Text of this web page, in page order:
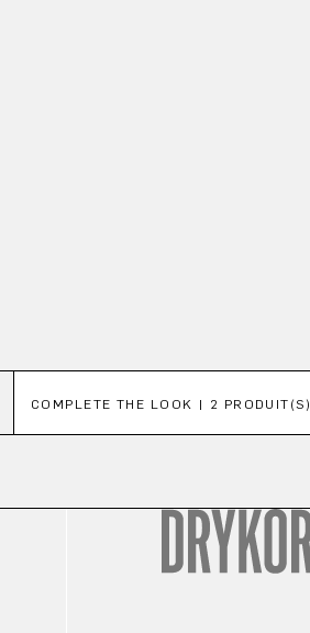
COMPLETE THE LOOK | 2 PRODUIT(S)